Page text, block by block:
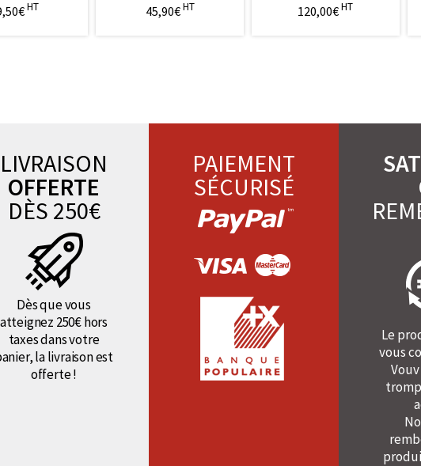
HT 45,90€HT 120,00€HT
LIVRAISON
OFFERTE
DÈS 250€
Dès que vous
atteignez 250€ hors
taxes dans votre
la livraison est
offerte !
PAIEMENT
SÉCURISÉ
Le
vous